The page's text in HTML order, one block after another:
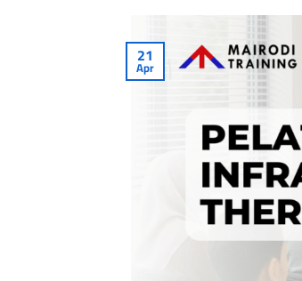
21
Apr